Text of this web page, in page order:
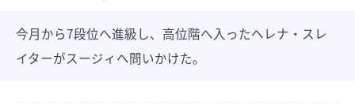
今月から7段位へ進級し、高位階へ入ったヘレナ・スレ
イターがスージィへ問いかけた。